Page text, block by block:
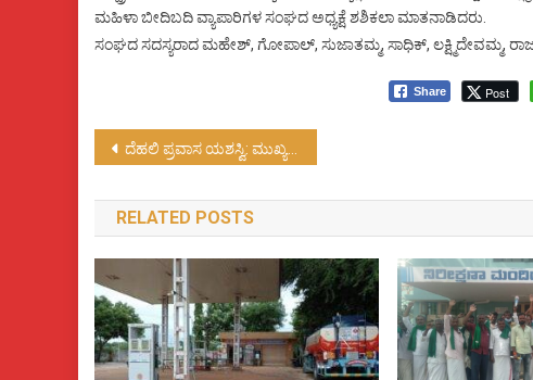
ಮಹಿಳಾ ಬೀದಿಬದಿ ವ್ಯಾಪಾರಿಗಳ ಸಂಘದ ಅಧ್ಯಕ್ಷೆ ಶಶಿಕಲಾ ಮಾತನಾಡಿದರು.
ಸಂಘದ ಸದಸ್ಯರಾದ ಮಹೇಶ್, ಗೋಪಾಲ್, ಸುಜಾತಮ್ಮ, ಸಾಧಿಕ್, ಲಕ್ಷ್ಮಿದೇವಮ್ಮ,
Share Post
Post
navigation
ದೆಹಲಿ ಪ್ರವಾಸ ಯಶಸ್ವಿ: ಮುಖ್ಯಮಂತ್ರಿ ಬಸವರಾಜ ಬೊಮ್ಮಾಯಿ…..!
RELATED POSTS